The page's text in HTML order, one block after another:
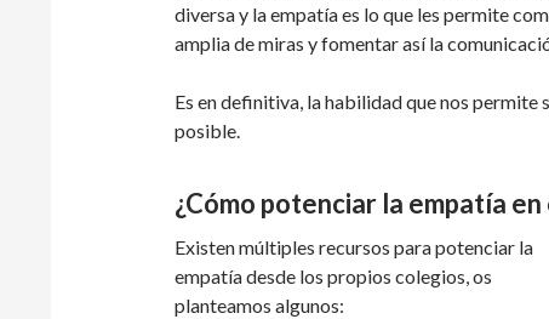
diversa y la empatía es lo que les permite
amplia de miras y fomentar así la
Es en definitiva, la habilidad que nos
posible.
¿Cómo potenciar la empatía en
Existen múltiples recursos para potenciar la
empatía desde los propios colegios, os
planteamos algunos: